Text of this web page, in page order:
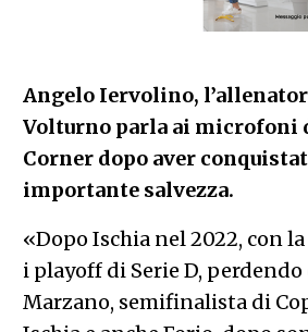
Angelo Iervolino,
Volturno parla ai microfoni
Corner dopo aver
importante salvezza.
«Dopo Ischia nel 2022, con
i playoff di Serie D, perdendo
Marzano, semifinalista di